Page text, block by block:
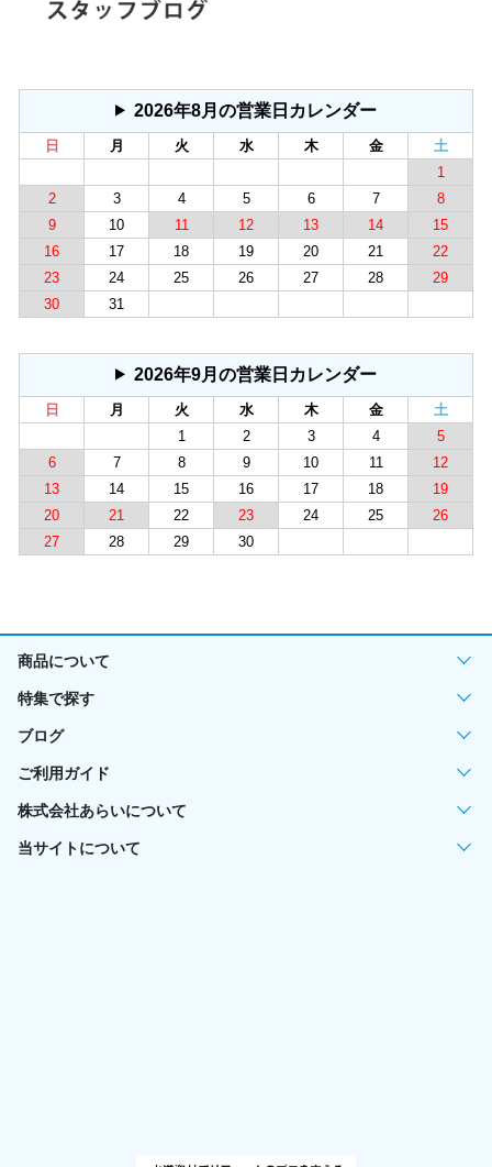
2026年8月の営業日カレンダー
日 月 火 水 木 金
土
1
2
3 4 5 6 7
8
9
10 11 12 13 14
15
16
17 18 19 20 21
22
23
24 25 26 27 28
29
30
31
2026年9月の営業日カレンダー
日 月 火 水 木 金
土
1
2 3 4
5
6
7 8 9 10 11
12
13
14 15 16 17 18
19
20
21 22 23 24 25
26
27
28 29 30
商品について
特集で探す
ブログ
ご利用ガイド
株式会社あらいについて
当サイトについて